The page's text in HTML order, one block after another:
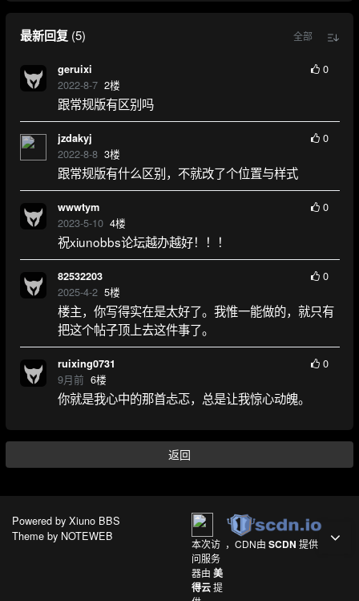
最新回复(5) 全部
geruixi
2022-8-7 2楼
0
跟常规版有区别吗
jzdakyj
2022-8-8 3楼
0
跟常规版有什么区别，不就改了个位置与样式
wwwtym
2023-5-10 4楼
0
祝xiunobbs论坛越办越好！！！
82532203
2025-4-2 5楼
0
楼主，你写得实在是太好了。我惟一能做的，就只有
把这个帖子顶上去这件事了。
ruixing0731
9月前 6楼
0
你就是我心中的那首忐忑，总是让我惊心动魄。
返回
Powered by Xiuno BBS
Theme by NOTEWEB
本次访
问服务
器由 美
得云提
，CDN由SCDN 提供